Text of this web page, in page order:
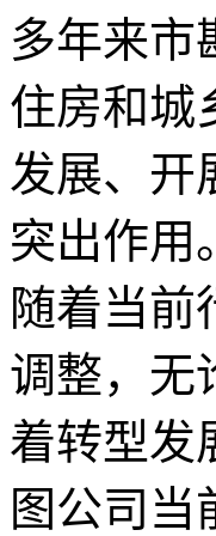
多年来市
住房和城
发展、开
突出作用
随着当前
调整，无
着转型发
图公司当